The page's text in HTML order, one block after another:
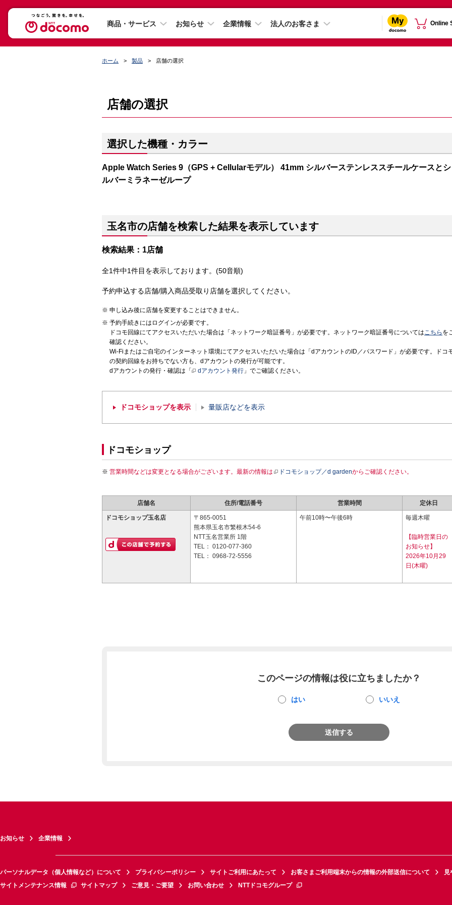
商品・サービス お知らせ 企業情報 法人のお客さま Online
ホーム 製品 店舗の選択
店舗の選択
選択した機種・カラー
Apple Watch Series 9（GPS + Cellularモデル） 41mm シルバーステンレススチールケースとシ
ルバーミラネーゼループ
玉名市の店舗を検索した結果を表示しています
検索結果：1店舗
全1件中1件目を表示しております。(50音順)
予約申込する店舗/購入商品受取り店舗を選択してください。
申し込み後に店舗を変更することはできません。
予約手続きにはログインが必要です。
ドコモ回線にてアクセスいただいた場合は「ネットワーク暗証番号」が必要です。ネットワーク暗証番号についてはこちら を
確認ください。
Wi-Fiまたはご自宅のインターネット環境にてアクセスいただいた場合は「dアカウントのID／パスワード」が必要です。ドコ
の契約回線をお持ちでない方も、dアカウントの発行が可能です。
dアカウントの発行・確認は「
dアカウント発行 」でご確認ください。
ドコモショップを表示 量販店などを表示
ドコモショップ
営業時間などは変更となる場合がございます。最新の情報は ドコモショップ／d gardenからご確認ください。
店舗名 住所/電話番号 営業時間 定休日
ドコモショップ玉名店
〒865-0051
熊本県玉名市繁根木54-6
NTT玉名営業所 1階
TEL： 0120-077-360
TEL： 0968-72-5556
午前10時〜午後6時 毎週木曜
【臨時営業日の
お知らせ】
2026年10月29
日(木曜)
このページの情報は役に立ちましたか？
はい いいえ
送信する
お知らせ 企業情報
パーソナルデータ（個人情報など）について プライバシーポリシー サイトご利用にあたって お客さまご利用端末からの情報の外部送信について
見
サイトメンテナンス情報
サイトマップ ご意見・ご要望 お問い合わせ NTTドコモグループ